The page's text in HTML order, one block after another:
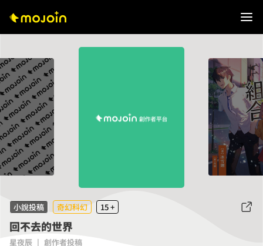
小說投稿 奇幻科幻 15 +
回不去的世界
星夜辰 | 創作者投稿